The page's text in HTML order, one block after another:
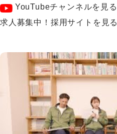
YouTubeチャンネルを見る
求人募集中！採用サイトを見る